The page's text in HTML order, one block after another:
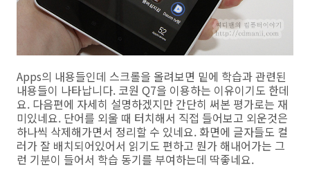
Apps의 내용들인데 스크롤을 올려보면 밑에 학습과 관련된
내용들이 나타납니다. 코원 Q7을 이용하는 이유이기도 한데
요. 다음편에 자세히 설명하겠지만 간단히 써본 평가로는 재
미있네요. 단어를 외울 때 터치해서 직접 들어보고 외운것은
하나씩 삭제해가면서 정리할 수 있네요. 화면에 글자들도 컬
러가 잘 배치되어있어서 읽기도 편하고 뭔가 해내어가는 그
런 기분이 들어서 학습 동기를 부여하는데 딱좋네요.